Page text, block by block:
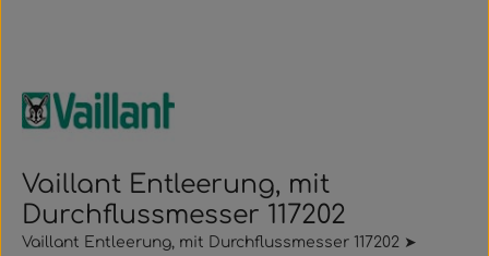
Vaillant Entleerung, mit
Durchflussmesser 117202
Vaillant Entleerung, mit Durchflussmesser 117202 ➤